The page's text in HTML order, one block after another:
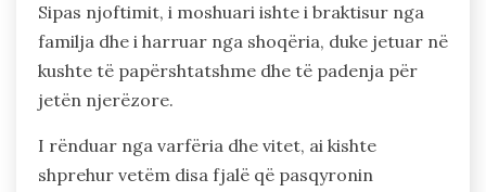
Sipas njoftimit, i moshuari ishte i braktisur nga
familja dhe i harruar nga shoqëria, duke jetuar në
kushte të papërshtatshme dhe të padenja për
jetën njerëzore.
I rënduar nga varfëria dhe vitet, ai kishte
shprehur vetëm disa fjalë që pasqyronin